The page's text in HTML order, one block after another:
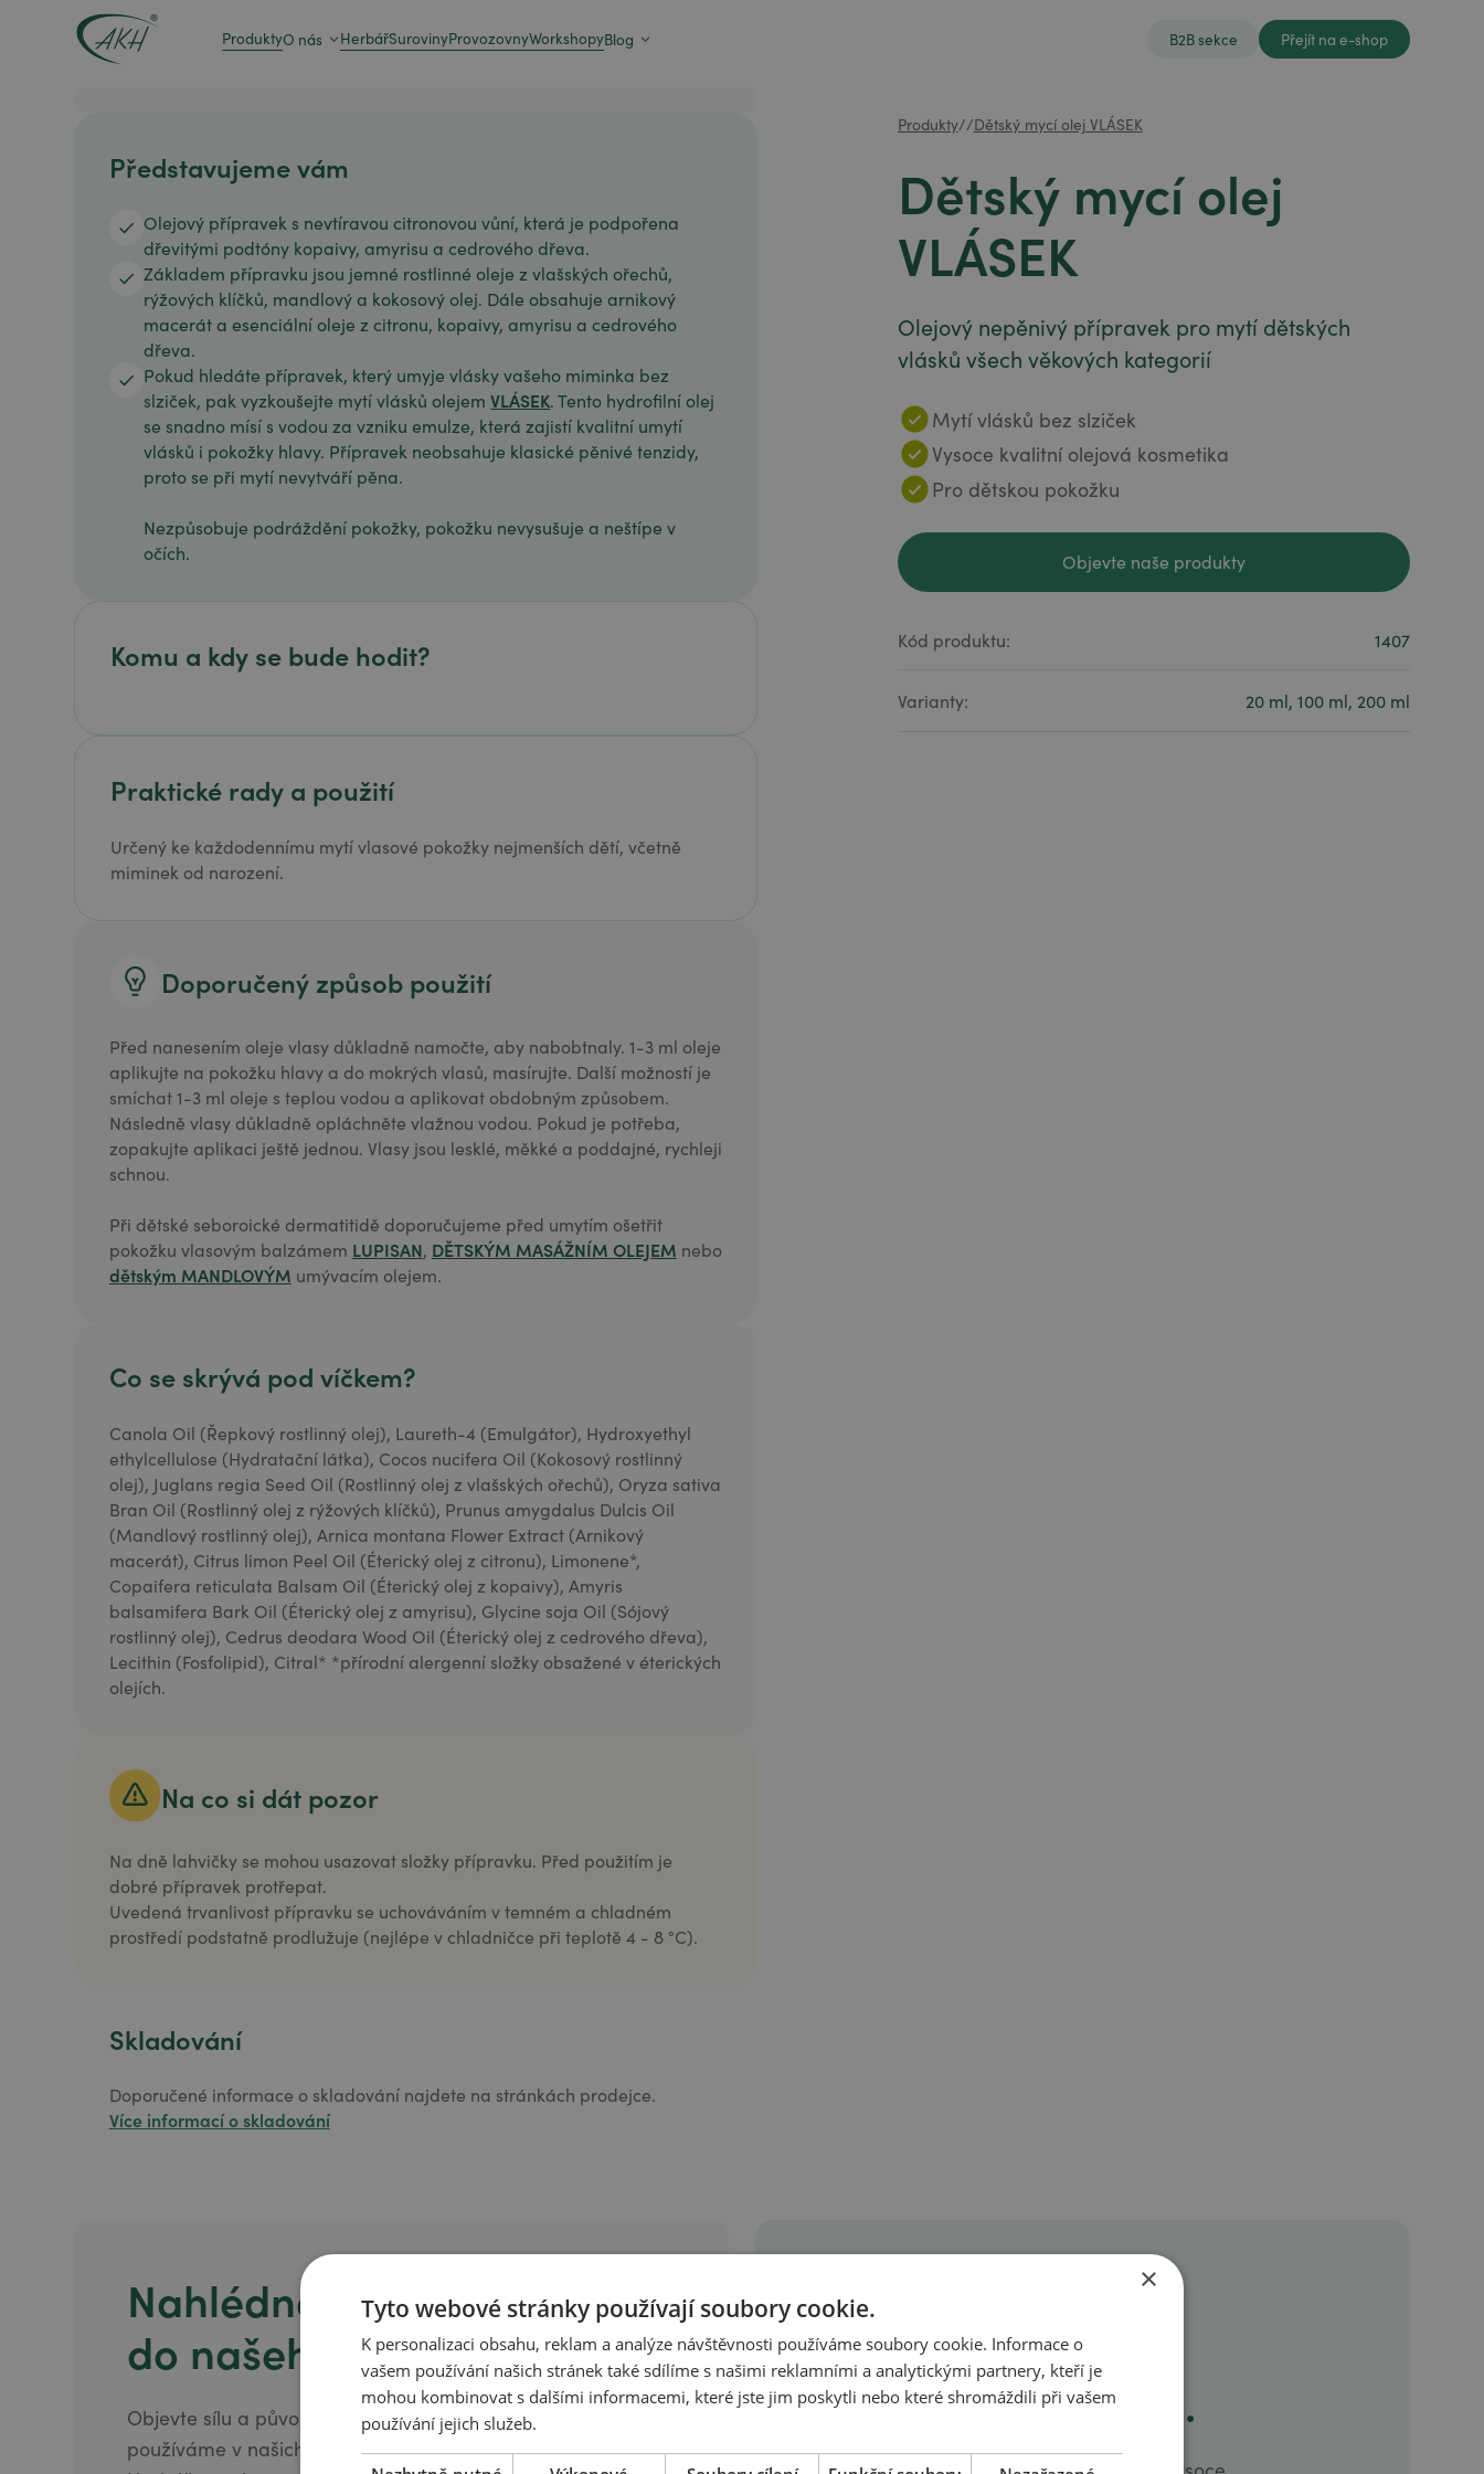
ProduktyO nás HerbářSurovinyProvozovnyWorkshopyBlog B2B sekce Přejít na e-shop
Představujeme vám
Olejový přípravek s nevtíravou citronovou vůní, která je podpořena
dřevitými podtóny kopaivy, amyrisu a cedrového dřeva.
Základem přípravku jsou jemné rostlinné oleje z vlašských ořechů,
rýžových klíčků, mandlový a kokosový olej. Dále obsahuje arnikový
macerát a esenciální oleje z citronu, kopaivy, amyrisu a cedrového
dřeva.
Pokud hledáte přípravek, který umyje vlásky vašeho miminka bez
slziček, pak vyzkoušejte mytí vlásků olejemVLÁSEK. Tento hydrofilní olej
se snadno mísí s vodou za vzniku emulze, která zajistí kvalitní umytí
vlásků i pokožky hlavy. Přípravek neobsahuje klasické pěnivé tenzidy,
proto se při mytí nevytváří pěna.
Nezpůsobuje podráždění pokožky, pokožku nevysušuje a neštípe v
očích.
Komu a kdy se bude hodit?
Praktické rady a použití
Určený ke každodennímu mytí vlasové pokožky nejmenších dětí, včetně
miminek od narození.
Doporučený způsob použití
Před nanesením oleje vlasy důkladně namočte, aby nabobtnaly. 1-3 ml oleje
aplikujte na pokožku hlavy a do mokrých vlasů, masírujte. Další možností je
smíchat 1-3 ml oleje s teplou vodou a aplikovat obdobným způsobem.
Následně vlasy důkladně opláchněte vlažnou vodou. Pokud je potřeba,
zopakujte aplikaci ještě jednou. Vlasy jsou lesklé, měkké a poddajné, rychleji
schnou.
Při dětské seboroické dermatitidě doporučujeme před umytím ošetřit
pokožku vlasovým balzámem LUPISAN, DĚTSKÝM MASÁŽNÍM OLEJEM nebo
dětským MANDLOVÝM umývacím olejem.
Co se skrývá pod víčkem?
Canola Oil (Řepkový rostlinný olej), Laureth-4 (Emulgátor), Hydroxyethyl
ethylcellulose (Hydratační látka), Cocos nucifera Oil (Kokosový rostlinný
olej), Juglans regia Seed Oil (Rostlinný olej z vlašských ořechů), Oryza sativa
Bran Oil (Rostlinný olej z rýžových klíčků), Prunus amygdalus Dulcis Oil
(Mandlový rostlinný olej), Arnica montana Flower Extract (Arnikový
macerát), Citrus limon Peel Oil (Éterický olej z citronu), Limonene*,
Copaifera reticulata Balsam Oil (Éterický olej z kopaivy), Amyris
balsamifera Bark Oil (Éterický olej z amyrisu), Glycine soja Oil (Sójový
rostlinný olej), Cedrus deodara Wood Oil (Éterický olej z cedrového dřeva),
Lecithin (Fosfolipid), Citral* *přírodní alergenní složky obsažené v éterických
olejích.
Na co si dát pozor
Na dně lahvičky se mohou usazovat složky přípravku. Před použitím je
dobré přípravek protřepat.
Uvedená trvanli­vost přípravku se uchováváním v temném a chladném
prostředí podstatně prodlužuje (nejlépe v chladničce při teplotě 4 - 8 °C).
Skladování
Doporučené informace o skladování najdete na stránkách prodejce.
Více informací o skladování
Produkty//Dětský mycí olej VLÁSEK
Dětský mycí olej
VLÁSEK
Olejový nepěnivý přípravek pro mytí dětských
vlásků všech věkových kategorií
Mytí vlásků bez slziček
Vysoce kvalitní olejová kosmetika
Pro dětskou pokožku
Objevte naše produkty
Objevte naše produkty
Kód produktu: 1407
Varianty: 20 ml, 100 ml, 200 ml
Nahlédněte
do našeho Herbáře
Objevte sílu a původ přírodních složek, které
používáme v našich produktech. Naším
Využijte naše
produkty při své
profesionální práci.
×
Tyto webové stránky používají soubory cookie.
K personalizaci obsahu, reklam a analýze návštěvnosti používáme soubory cookie. Informace o
vašem používání našich stránek také sdílíme s našimi reklamními a analytickými partnery, kteří je
mohou kombinovat s dalšími informacemi, které jste jim poskytli nebo které shromáždili při vašem
používání jejich služeb.